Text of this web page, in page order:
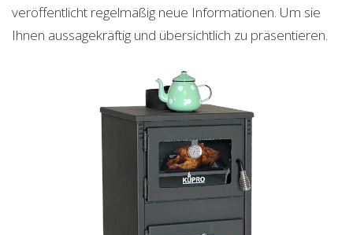
veröffentlicht regelmäßig neue Informationen. Um sie
Ihnen aussagekräftig und übersichtlich zu präsentieren.